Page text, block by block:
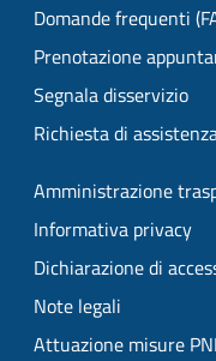
Domande frequenti
Prenotazione
Segnala disservizio
Richiesta di
Amministrazione
Informativa privacy
Dichiarazione di
Note legali
Attuazione misure